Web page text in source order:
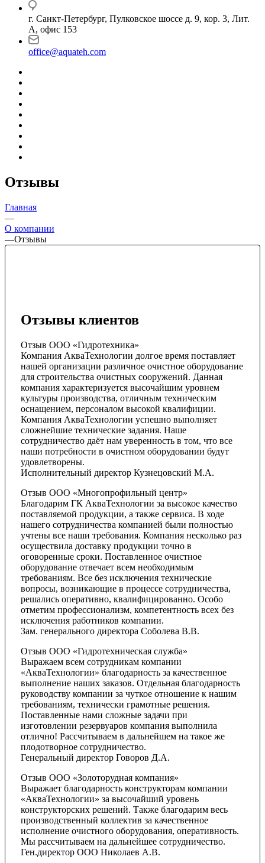
г. Санкт-Петербург, Пулковское шоссе д. 9, кор. 3, Лит.
А, офис 153
office@aquateh.com
Отзывы
Главная
—
О компании
—Отзывы
Отзывы клиентов
Отзыв ООО «Гидротехника»
Компания АкваТехнологии долгое время поставляет
нашей организации различное очистное оборудование
для строительства очистных сооружений. Данная
компания характеризуется высочайшим уровнем
культуры производства, отличным техническим
оснащением, персоналом высокой квалифиции.
Компания АкваТехнологии успешно выполняет
сложнейшие технические задания. Наше
сотрудничество даёт нам уверенность в том, что все
наши потребности в очистном оборудовании будут
удовлетворены.
Исполнительный директор Кузнецовский М.А.
Отзыв ООО «Многопрофильный центр»
Благодарим ГК АкваТехнологии за высокое качество
поставляемой продукции, а также сервиса. В ходе
нашего сотрудничества компанией были полностью
учтены все наши требования. Компания несколько раз
осуществила доставку продукции точно в
оговоренные сроки. Поставленное очистное
оборудование отвечает всем необходимым
требованиям. Все без исключения технические
вопросы, возникающие в процессе сотрудничества,
решались оперативно, квалифицированно. Особо
отметим профессионализм, компетентность всех без
исключения работников компании.
Зам. генерального директора Соболева В.В.
Отзыв ООО «Гидротехническая служба»
Выражаем всем сотрудникам компании
«АкваТехнологии» благодарность за качественное
выполнение наших заказов. Отдельная благодарность
руководству компании за чуткое отношение к нашим
требованиям, технически грамотные решения.
Поставленные нами сложные задачи при
изготовлении резервуаров компания выполнила
отлично! Рассчитываем в дальнейшем на такое же
плодотворное сотрудничество.
Генеральный директор Говоров Д.А.
Отзыв ООО «Золоторудная компания»
Выражает благодарность конструкторам компании
«АкваТехнологии» за высочайший уровень
конструкторских решений. Также благодарим весь
производственный коллектив за качественное
исполнение очистного оборудования, оперативность.
Мы рассчитываем на дальнейшее сотрудничество.
Ген.директор ООО Николаев А.В.